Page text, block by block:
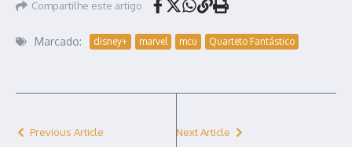
Compartilhe este artigo
Marcado: disney+ marvel mcu Quarteto Fantástico
Previous Article Next Article